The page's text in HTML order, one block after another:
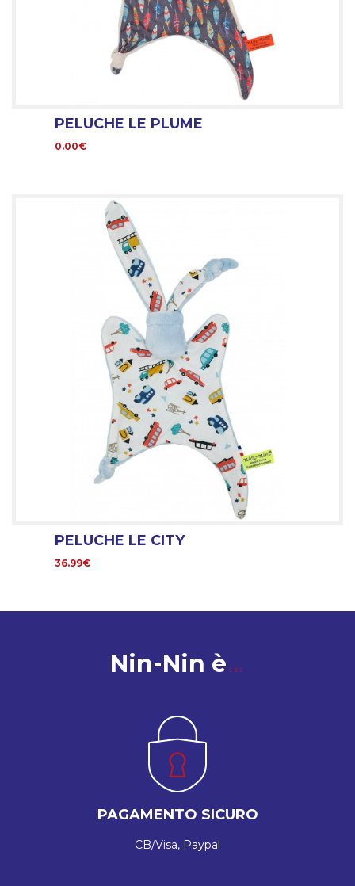
PELUCHE LE PLUME
0.00€
PELUCHE LE CITY
36.99€
Nin-Nin è
PAGAMENTO SICURO
CB/Visa, Paypal